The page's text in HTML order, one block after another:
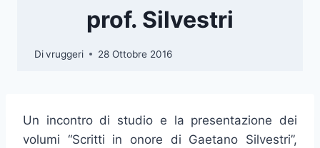
prof. Silvestri
Divruggeri 28 Ottobre 2016
Un incontro di studio e la presentazione dei
volumi “Scritti in onore di Gaetano Silvestri”,